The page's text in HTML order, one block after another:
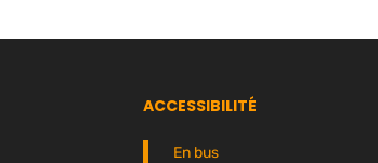
ACCESSIBILITÉ
En bus